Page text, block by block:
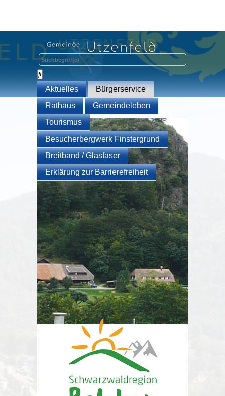
Aktuelles
Bürgerservice
Rathaus
Gemeindeleben
Tourismus
Besucherbergwerk Finstergrund
Breitband / Glasfaser
Erklärung zur Barrierefreiheit